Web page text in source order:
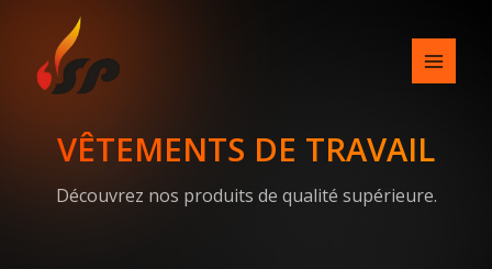
content
VÊTEMENTS DE TRAVAIL
Découvrez nos produits de qualité supérieure.